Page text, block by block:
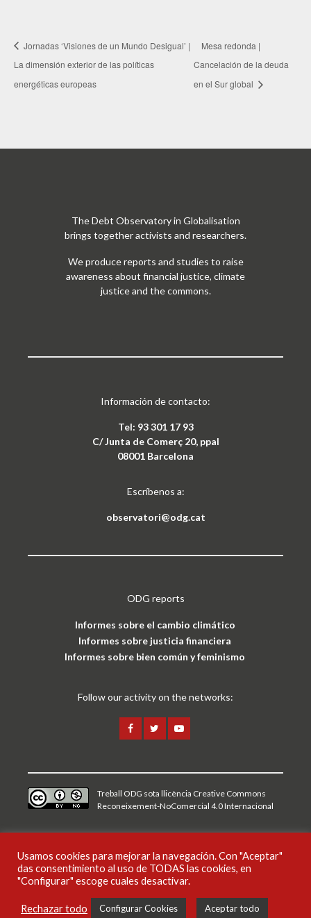
Jornadas ‘Visiones de un Mundo Desigual’ |
La dimensión exterior de las políticas
energéticas europeas
Mesa redonda |
Cancelación de la deuda
en el Sur global
The Debt Observatory in Globalisation
brings together activists and researchers.
We produce reports and studies to raise
awareness about financial justice, climate
justice and the commons.
Información de contacto:
Tel: 93 301 17 93
C/ Junta de Comerç 20, ppal
08001 Barcelona
Escríbenos a:
observatori@odg.cat
ODG reports
Informes sobre el cambio climático
Informes sobre justicia financiera
Informes sobre bien común y feminismo
Follow our activity on the networks:
Treball ODG sota llicència Creative Commons
Reconeixement-NoComercial 4.0 Internacional
Aviso legal y política de privacidad
Usamos cookies para mejorar la navegación. Con "Aceptar"
das consentimiento al uso de TODAS las cookies, en
"Configurar" escoge cuales desactivar.
Rechazar todo Configurar Cookies Aceptar todo
CAT ESP